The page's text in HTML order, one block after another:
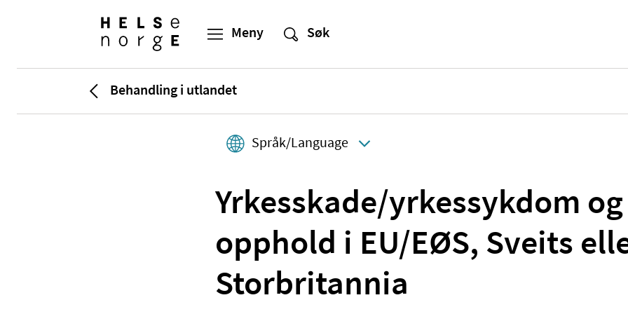
Behandling i utlandet
Språk/Language
Yrkesskade/yrkessykdom og
opphold i EU/EØS, Sveits
Storbritannia